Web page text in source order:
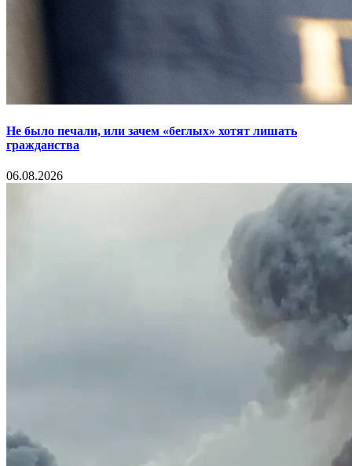
Не было печали, или зачем «беглых» хотят лишать
гражданства
06.08.2026